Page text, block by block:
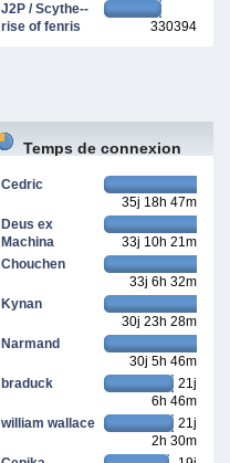
J2P / Scythe--
rise of fenris
330394
Temps de connexion
Cedric
35j 18h 47m
Deus ex
Machina
33j 10h 21m
Chouchen
33j 6h 32m
Kynan
30j 23h 28m
Narmand
30j 5h 46m
braduck
21j
6h 46m
william wallace
21j
2h 30m